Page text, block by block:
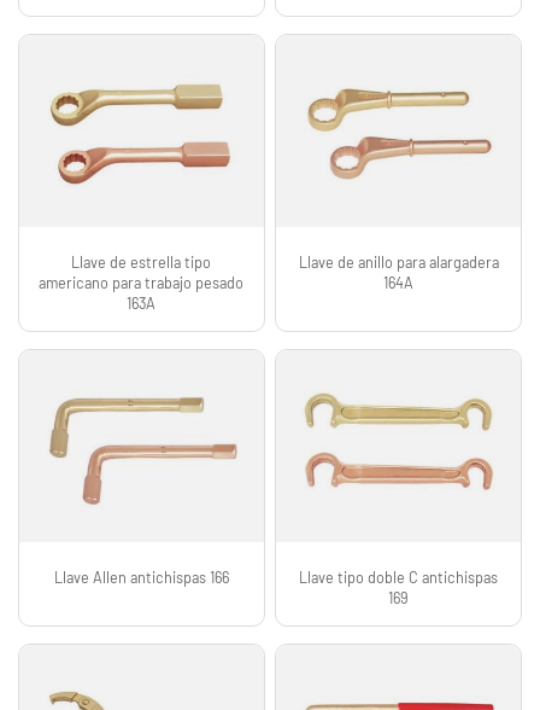
Llave de estrella tipo
americano para trabajo pesado
163A
Llave de anillo para alargadera
164A
Llave Allen antichispas 166
Llave tipo doble C antichispas
169